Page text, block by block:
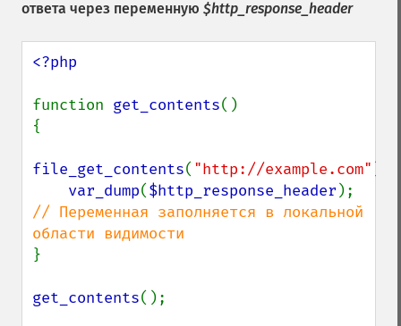
ответа через переменную $http_response_header
<?php
function get_contents()
{
file_get_contents( "http://example.com"
var_dump($http_response_header
// Переменная заполняется в локальной
}
get_contents();